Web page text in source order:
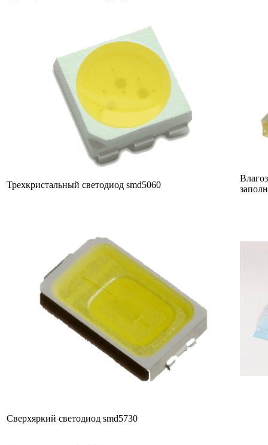
Трехкристальный светодиод smd5060
Сверхяркий светодиод smd5730